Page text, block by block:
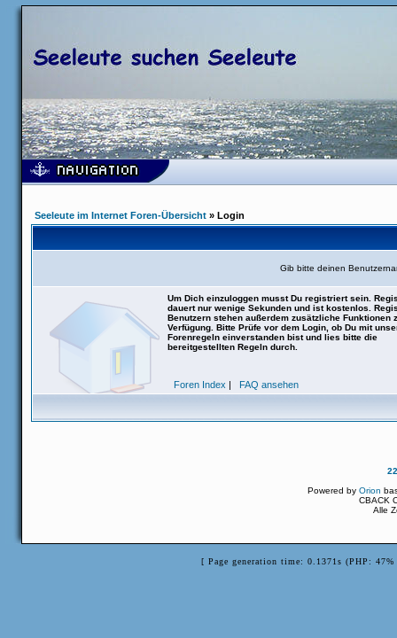
Seeleute im Internet Foren-Übersicht » Login
Gib bitte deinen
Um Dich einzuloggen musst Du registriert sein.
dauert nur wenige Sekunden und ist kostenlos.
Benutzern stehen außerdem zusätzliche Funktionen
Verfügung. Bitte Prüfe vor dem Login, ob Du mit
Forenregeln einverstanden bist und lies bitte die
bereitgestellten Regeln durch.
Foren Index | FAQ ansehen
Powered byOrion
CBACK
Alle
[ Page generation time: 0.1371s (PHP: